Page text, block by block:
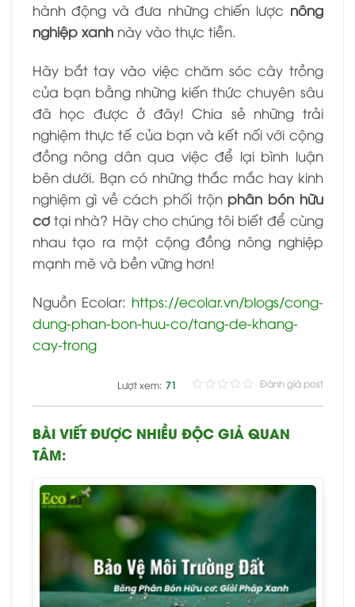
hành động và đưa những chiến lược nông
nghiệp xanhnày vào thực tiễn.
Hãy bắt tay vào việc chăm sóc cây trồng
của bạn bằng những kiến thức chuyên sâu
đã học được ở đây! Chia sẻ những trải
nghiệm thực tế của bạn và kết nối với cộng
đồng nông dân qua việc để lại bình luận
bên dưới. Bạn có những thắc mắc hay kinh
nghiệm gì về cách phối trộn phân bón hữu
cơtại nhà? Hãy cho chúng tôi biết để cùng
nhau tạo ra một cộng đồng nông nghiệp
mạnh mẽ và bền vững hơn!
Nguồn Ecolar: https://ecolar.vn/blogs/cong-
dung-phan-bon-huu-co/tang-de-khang-
cay-trong
Đánh giá post
Lượt xem: 71
BÀI VIẾT ĐƯỢC NHIỀU ĐỘC GIẢ QUAN
TÂM: